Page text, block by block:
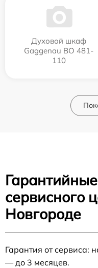
Духовой шкаф
Gaggenau BO 481-
110
сервисного
Новгороде
Гарантия от сервиса:
— до 3 месяцев.